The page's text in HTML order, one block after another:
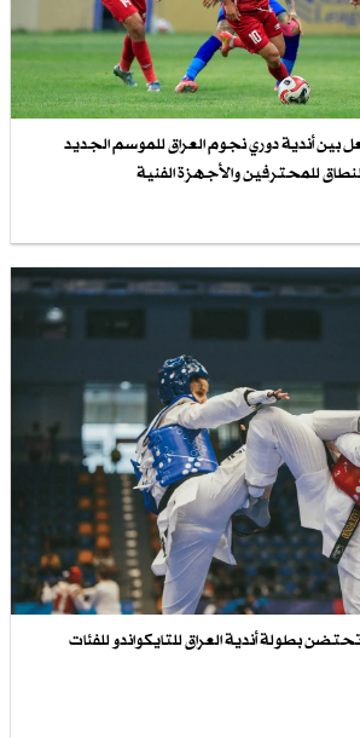
أندية دوري نجوم العراق للموسم الجديد
للمحترفين والأجهزة الفنية
بطولة أندية العراق للتايكواندو للفئات